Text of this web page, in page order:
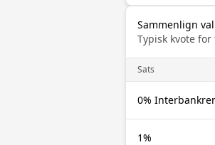
Sammenlign
Typisk kvote
Sats
0%
1%